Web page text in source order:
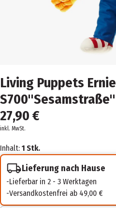
Living Puppets Ernie
S700"Sesamstraße"
27,90 €
inkl. MwSt.
Inhalt: 1 Stk.
Lieferung nach Hause
Lieferbar in 2 - 3 Werktagen
Versandkostenfrei ab 49,00 €